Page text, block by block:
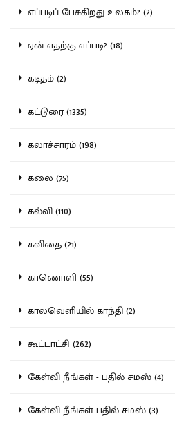
எப்படிப் பேசுகிறது உலகம்? (2)
ஏன் எதற்கு எப்படி? (18)
கடிதம் (2)
கட்டுரை (1335)
கலாச்சாரம் (198)
கலை (75)
கல்வி (110)
கவிதை (21)
காணொளி (55)
காலவெளியில் காந்தி (2)
கூட்டாட்சி (262)
கேள்வி நீங்கள் - பதில் சமஸ் (4)
கேள்வி நீங்கள் பதில் சமஸ் (3)